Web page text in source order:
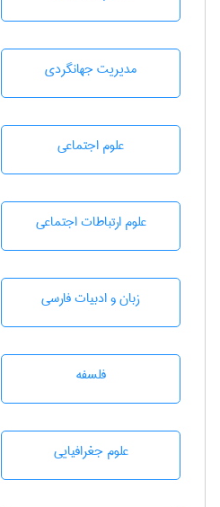
مديريت جهانگردی
علوم اجتماعی
علوم ارتباطات اجتماعی
زبان و ادبيات فارسی
فلسفه
علوم جغرافيايی